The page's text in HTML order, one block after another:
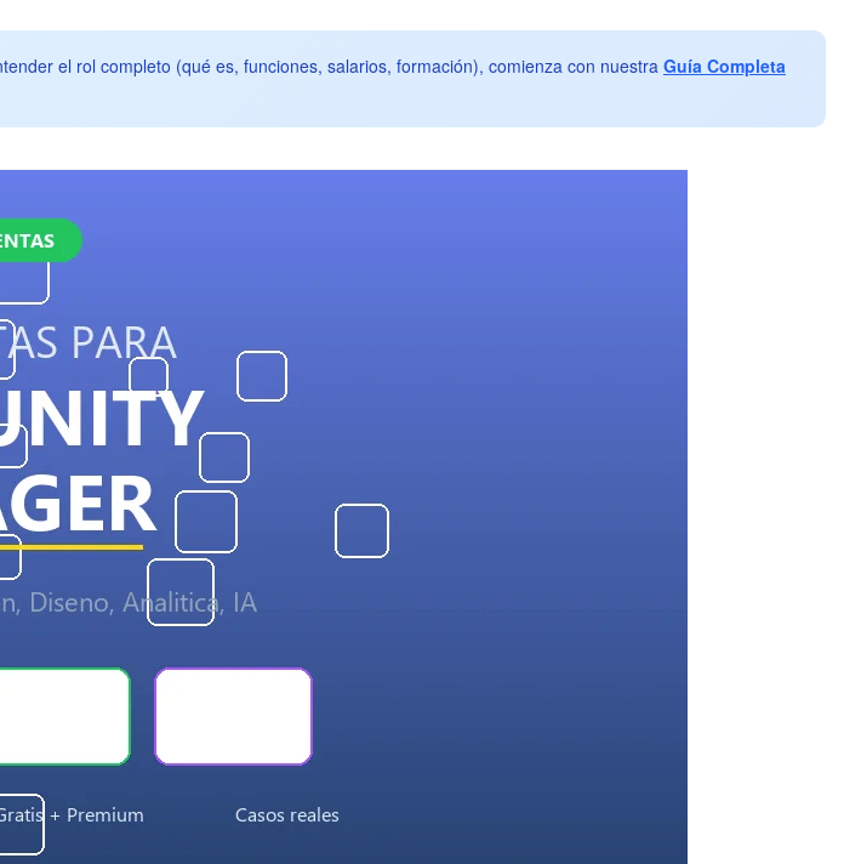
el rol completo (qué es, funciones, salarios, formación), comienza con nuestraGuía Completa